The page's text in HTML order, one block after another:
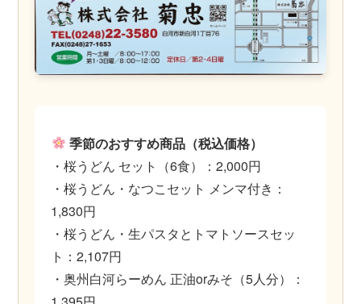
季節のおすすめ商品（税込価格）
・桜うどん セット（6食）：2,000円
・桜うどん・なつこセット メンマ付き：
1,830円
・桜うどん・生パスタとトマトソースセッ
ト：2,107円
・奥州白河らーめん 正油orみそ（5人分）：